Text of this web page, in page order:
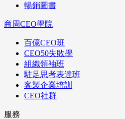
暢銷圖書
商周CEO學院
百億CEO班
CEO50失敗學
組織領袖班
駐足思考表達班
客製企業培訓
CEO社群
服務